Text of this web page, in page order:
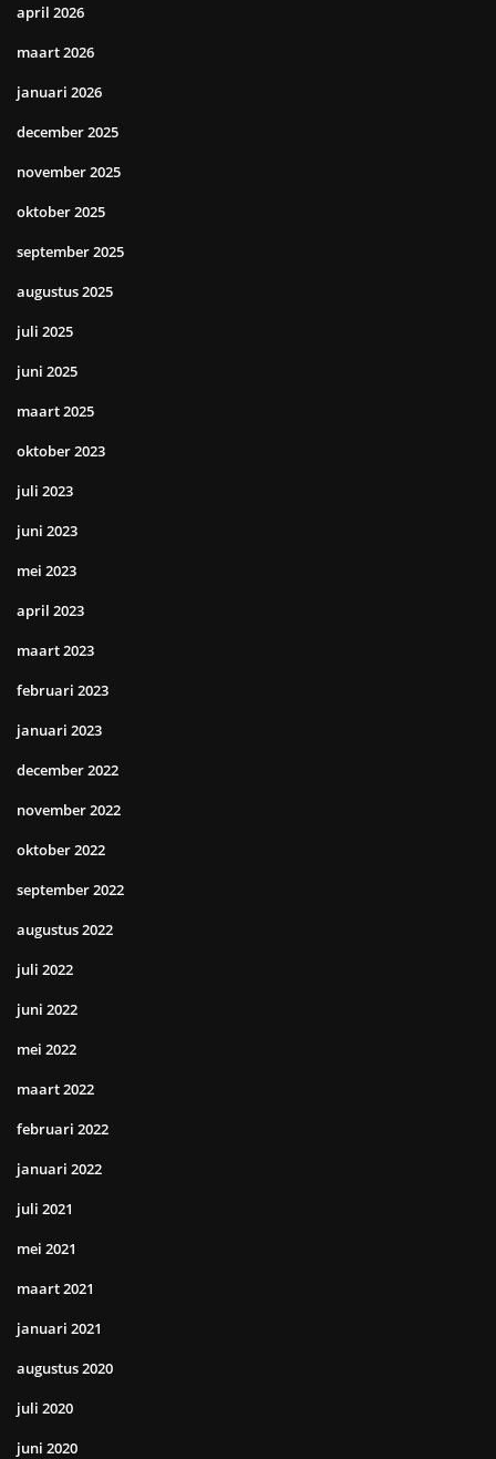
april 2026
maart 2026
januari 2026
december 2025
november 2025
oktober 2025
september 2025
augustus 2025
juli 2025
juni 2025
maart 2025
oktober 2023
juli 2023
juni 2023
mei 2023
april 2023
maart 2023
februari 2023
januari 2023
december 2022
november 2022
oktober 2022
september 2022
augustus 2022
juli 2022
juni 2022
mei 2022
maart 2022
februari 2022
januari 2022
juli 2021
mei 2021
maart 2021
januari 2021
augustus 2020
juli 2020
juni 2020